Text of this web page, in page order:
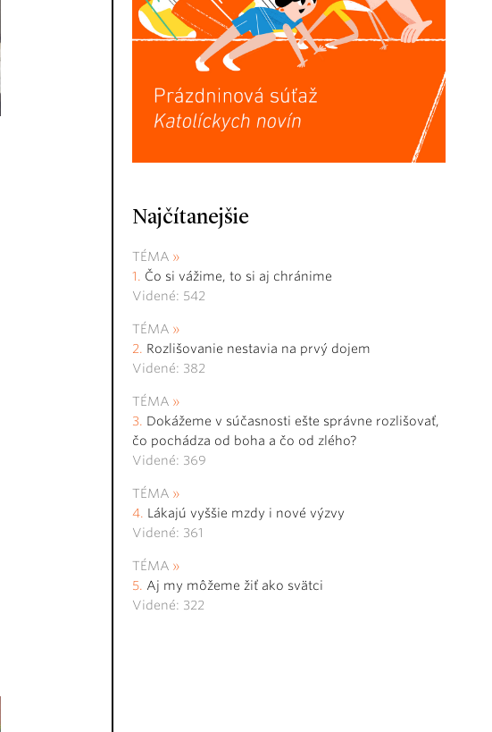
Najčítanejšie
TÉMA
Čo si vážime, to si aj chránime
Videné: 542
TÉMA
Rozlišovanie nestavia na prvý dojem
Videné: 382
TÉMA
Dokážeme v súčasnosti ešte správne rozlišovať,
čo pochádza od boha a čo od zlého?
Videné: 369
TÉMA
Lákajú vyššie mzdy i nové výzvy
Videné: 361
TÉMA
Aj my môžeme žiť ako svätci
Videné: 322